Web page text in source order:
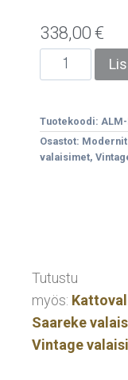
338,00€
Tuotekoodi: ALM-
Osastot:
valaisimet,
Tutustu
myös:
Saareke
Vintage